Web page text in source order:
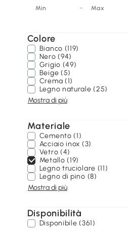
Min - Max
Colore
Bianco (119)
Nero (94)
Grigio (49)
Beige (5)
Crema (1)
Legno naturale (25)
Mostra di più
Materiale
Cemento (1)
Acciaio inox (3)
Vetro (4)
Metallo (19)
Legno truciolare (11)
Legno di pino (8)
Mostra di più
Disponibilità
Disponibile (361)